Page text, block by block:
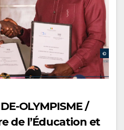
OLYMPISME /
de l’Éducation et